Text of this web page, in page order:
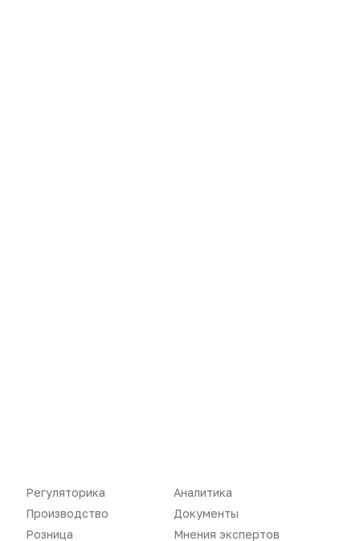
Дистрибуция Газета
Регуляторика
Производство
Розница
Аналитика
Документы
Мнения экспертов